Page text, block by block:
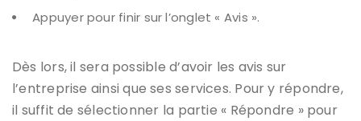
Appuyer pour finir sur l’onglet « Avis ».
Dès lors, il sera possible d’avoir les avis sur
l’entreprise ainsi que ses services. Pour y répondre,
il suffit de sélectionner la partie « Répondre » pour